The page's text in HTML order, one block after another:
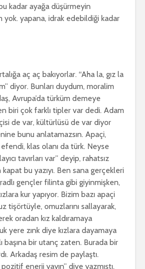
kadar ayağa düşürmeyin
yok. yapana, idrak edebildiği kadar
aç aç bakıyorlar. “Aha la, gız la
diyor. Bunları duydum, moralim
Avrupa’da türküm demeye
biri çok farklı tipler var dedi. Adam
de var, kültürlüsü de var diyor
bunu anlatamazsın. Apaçi,
klas olanı da türk. Neyse
tavırları var” deyip, rahatsız
bu yazıyı. Ben sana gerçekleri
gençler filinta gibi giyinmişken,
kur yapıyor. Bizim bazı apaçi
tişörtüyle, omuzlarını sallayarak,
oradan kız kaldıramaya
yere zınk diye kızlara dayamaya
başına bir utanç zaten. Burada bir
Arkadaş resim de paylaştı.
enerji yayın” diye yazmıştı.